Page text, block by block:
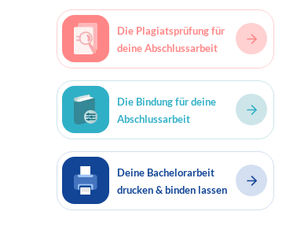
Die Plagiatsprüfung für
deine Abschlussarbeit
Die Bindung für deine
Abschlussarbeit
Deine Bachelorarbeit
drucken & binden lassen